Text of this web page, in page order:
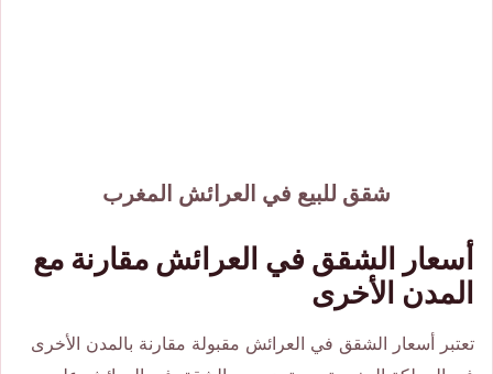
شقق للبيع في العرائش المغرب
أسعار الشقق في العرائش مقارنة مع
المدن الأخرى
تعتبر أسعار الشقق في العرائش مقبولة مقارنة بالمدن الأخرى